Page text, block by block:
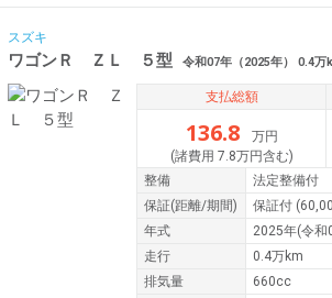
スズキ
ワゴンＲ ＺＬ ５型 令和07年（2025年） 0.4万
支払総額
136.8
万円
(諸費用 7.8万円含む)
整備
法定整備付
保証(距離/期間) 保証付
年式
2025年(令和
走行
0.4万km
排気量
660cc